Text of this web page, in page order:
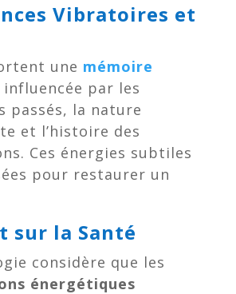
Vibratoires et
une mémoire
influencée par les
passés, la nature
et l’histoire des
Ces énergies subtiles
pour restaurer un
sur la Santé
considère que les
énergétiques